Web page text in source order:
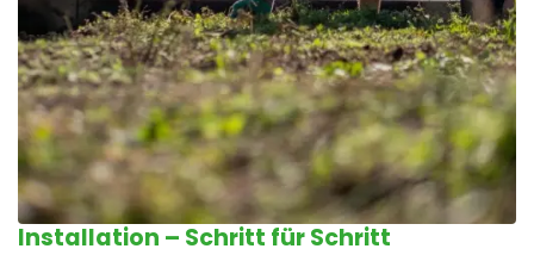
Installation – Schritt für Schritt